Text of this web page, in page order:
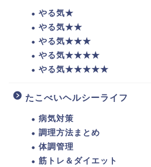
やる気★
やる気★★
やる気★★★
やる気★★★★
やる気★★★★★
たこべいヘルシーライフ
病気対策
調理方法まとめ
体調管理
筋トレ＆ダイエット